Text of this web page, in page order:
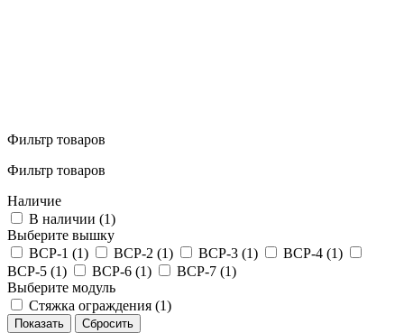
Фильтр товаров
Фильтр товаров
Наличие
В наличии (1)
Выберите вышку
ВСР-1 (1) ВСР-2 (1) ВСР-3 (1) ВСР-4 (1)
ВСР-5 (1) ВСР-6 (1) ВСР-7 (1)
Выберите модуль
Стяжка ограждения (1)